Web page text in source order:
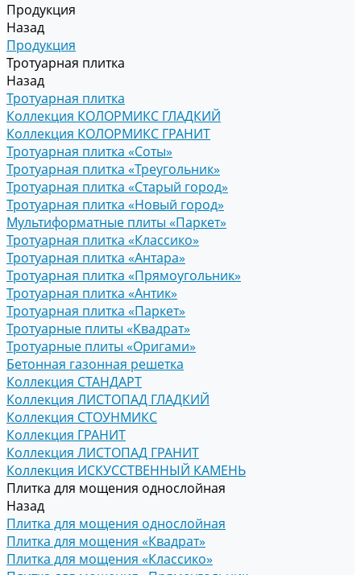
Продукция
Назад
Продукция
Тротуарная плитка
Назад
Тротуарная плитка
Коллекция КОЛОРМИКС ГЛАДКИЙ
Коллекция КОЛОРМИКС ГРАНИТ
Тротуарная плитка «Соты»
Тротуарная плитка «Треугольник»
Тротуарная плитка «Старый город»
Тротуарная плитка «Новый город»
Мультиформатные плиты «Паркет»
Тротуарная плитка «Классико»
Тротуарная плитка «Антара»
Тротуарная плитка «Прямоугольник»
Тротуарная плитка «Антик»
Тротуарная плитка «Паркет»
Тротуарные плиты «Квадрат»
Тротуарные плиты «Оригами»
Бетонная газонная решетка
Коллекция СТАНДАРТ
Коллекция ЛИСТОПАД ГЛАДКИЙ
Коллекция СТОУНМИКС
Коллекция ГРАНИТ
Коллекция ЛИСТОПАД ГРАНИТ
Коллекция ИСКУССТВЕННЫЙ КАМЕНЬ
Плитка для мощения однослойная
Назад
Плитка для мощения однослойная
Плитка для мощения «Квадрат»
Плитка для мощения «Классико»